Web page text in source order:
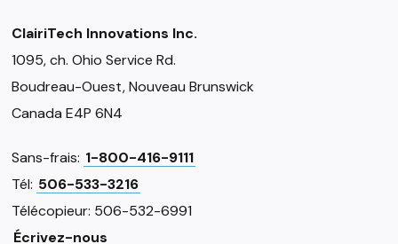
ClairiTech Innovations Inc.
1095, ch. Ohio Service Rd.
Boudreau-Ouest, Nouveau Brunswick
Canada E4P 6N4
Sans-frais: 1-800-416-9111
Tél: 506-533-3216
Télécopieur: 506-532-6991
Écrivez-nous